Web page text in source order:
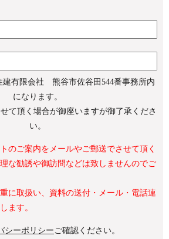
建有限会社 熊谷市佐谷田544番事務所内
になります。
て頂く場合が御座いますが御了承くださ
い。
のご案内をメールやご郵送でさせて頂く
な勧誘や御訪問などは致しませんのでご
に取扱い、資料の送付・メール・電話連
ます。
シーポリシー ご確認ください。